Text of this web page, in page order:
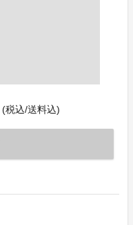
(税込/送料込)